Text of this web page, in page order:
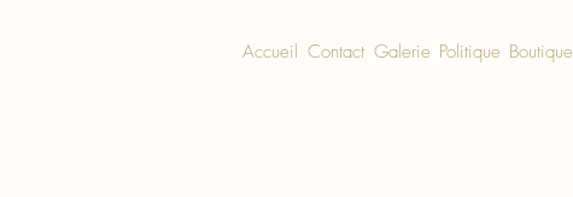
Accueil Contact Galerie Politique Boutique